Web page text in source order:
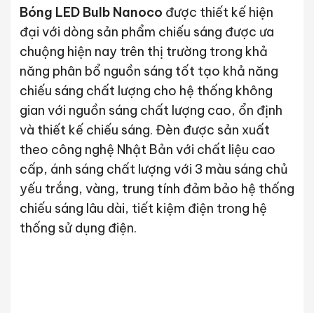
Bóng LED Bulb Nanoco được thiết kế hiện
đại với dòng sản phẩm chiếu sáng được ưa
chuộng hiện nay trên thị trường trong khả
năng phân bổ nguồn sáng tốt tạo khả năng
chiếu sáng chất lượng cho hệ thống không
gian với nguồn sáng chất lượng cao, ổn định
và thiết kế chiếu sáng. Đèn được sản xuất
theo công nghệ Nhật Bản với chất liệu cao
cấp, ánh sáng chất lượng với 3 màu sáng chủ
yếu trắng, vàng, trung tính đảm bảo hệ thống
chiếu sáng lâu dài, tiết kiệm điện trong hệ
thống sử dụng điện.